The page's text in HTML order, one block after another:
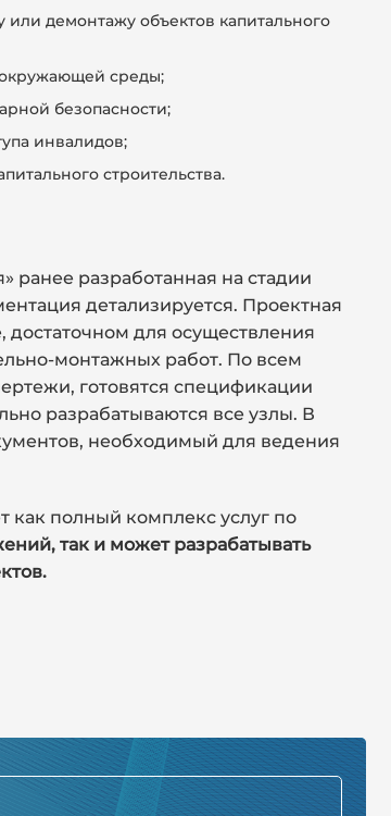
или демонтажу объектов капитального
среды;
безопасности;
инвалидов;
строительства.
ранее разработанная на стадии
детализируется. Проектная
достаточном для осуществления
монтажных работ. По всем
готовятся спецификации
разрабатываются все узлы. В
необходимый для ведения
полный комплекс услуг по
так и может разрабатывать